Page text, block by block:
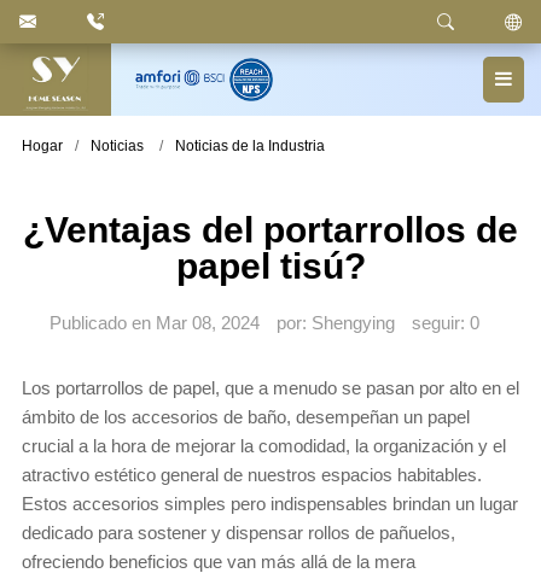
Palabra clave: Papelera con pedal, papelera con
compartimento, cesto de basura, papelera para la colada,
portarrollos, toallero, accesorios de baño
Hogar Noticias Noticias de la Industria
¿Ventajas del portarrollos de
papel tisú?
Publicado en Mar 08, 2024 por: Shengying seguir: 0
Los portarrollos de papel, que a menudo se pasan por alto en el
ámbito de los accesorios de baño, desempeñan un papel
crucial a la hora de mejorar la comodidad, la organización y el
atractivo estético general de nuestros espacios habitables.
Estos accesorios simples pero indispensables brindan un lugar
dedicado para sostener y dispensar rollos de pañuelos,
ofreciendo beneficios que van más allá de la mera